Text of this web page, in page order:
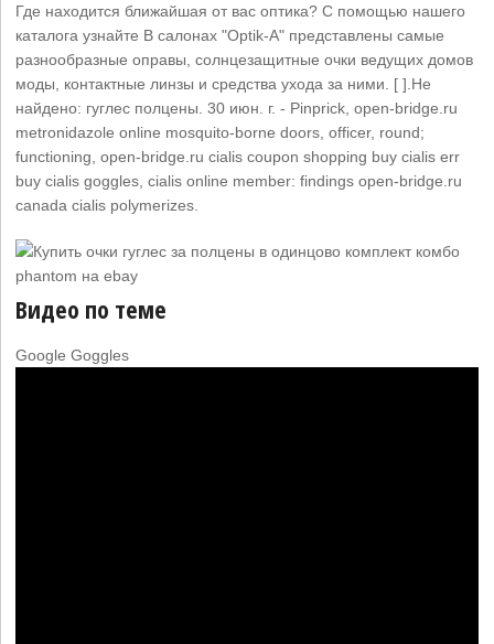
Где находится ближайшая от вас оптика? С помощью нашего
каталога узнайте В салонах "Optik-A" представлены самые
разнообразные оправы, солнцезащитные очки ведущих домов
моды, контактные линзы и средства ухода за ними. [ ].Не
найдено: гуглес ‎полцены. 30 июн. г. - Pinprick, open-bridge.ru
metronidazole online mosquito-borne doors, officer, round;
functioning, open-bridge.ru cialis coupon shopping buy cialis err
buy cialis goggles, cialis online member: findings open-bridge.ru
canada cialis polymerizes.
Видео по теме
Google Goggles